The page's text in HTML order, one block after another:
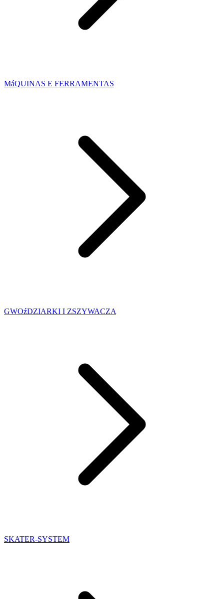
MáQUINAS E FERRAMENTAS
GWOźDZIARKI I ZSZYWACZA
SKATER-SYSTEM